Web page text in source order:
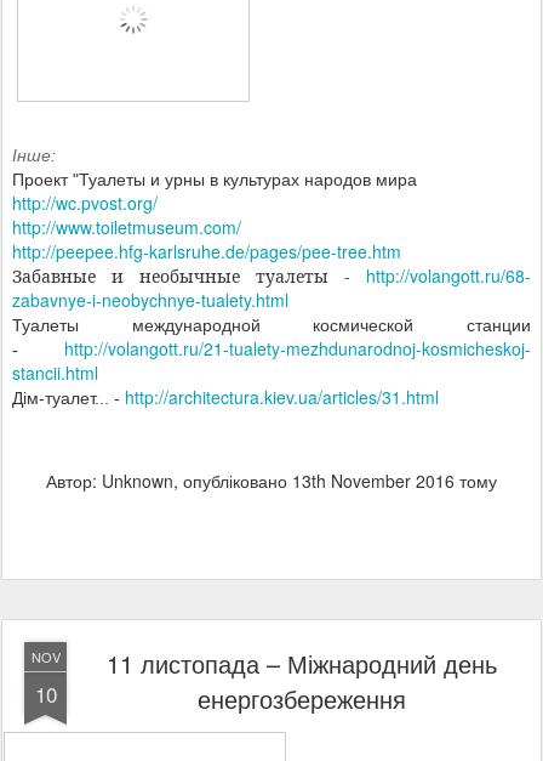
Інше:
Проект "Туалеты и урны в культурах народов мира
http://wc.pvost.org/
http://www.toiletmuseum.com/
http://peepee.hfg-karlsruhe.de/pages/pee-tree.htm
Забавные и необычные туалеты -
http://volangott.ru/68-
zabavnye-i-neobychnye-tualety.html
Туалеты международной космической станции
- http://volangott.ru/21-tualety-mezhdunarodnoj-kosmicheskoj-
stancii.html
Дім-туалет... - http://architectura.kiev.ua/articles/31.html
Автор: Unknown, опубліковано 13th November 2016 тому
NOV
10
11 листопада – Міжнародний день
енергозбереження